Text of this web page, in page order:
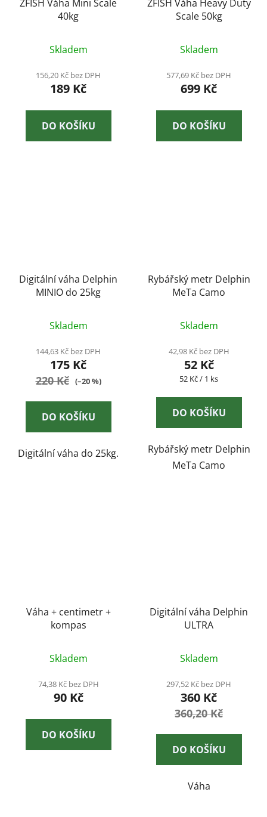
ZFISH Váha Mini Scale
40kg
Skladem
156,20 Kč bez DPH
189 Kč
DO KOŠÍKU
ZFISH Váha Heavy Duty
Scale 50kg
Skladem
577,69 Kč bez DPH
699 Kč
DO KOŠÍKU
Digitální váha Delphin
MINIO do 25kg
Skladem
144,63 Kč bez DPH
175 Kč
220 Kč (–20 %)
DO KOŠÍKU
Digitální váha do 25kg.
Rybářský metr Delphin
MeTa Camo
Skladem
42,98 Kč bez DPH
52 Kč
Měrná
52 Kč / 1 ks
DO KOŠÍKU
Rybářský metr Delphin
MeTa Camo
Váha + centimetr +
kompas
Skladem
74,38 Kč bez DPH
90 Kč
DO KOŠÍKU
Digitální váha Delphin
ULTRA
Skladem
297,52 Kč bez DPH
360 Kč
360,20 Kč
DO KOŠÍKU
Váha